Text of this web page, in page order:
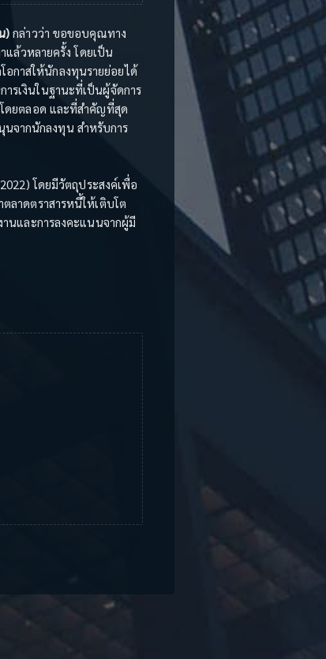
) กล่าวว่า ขอขอบคุณทาง
ล้วหลายครั้ง โดยเป็น
กาสให้นักลงทุนรายย่อยได้
รเงินในฐานะที่เป็นผู้จัดการ
ดยตลอด และที่สำคัญที่สุด
จากนักลงทุน สำหรับการ
โดยมีวัตถุประสงค์เพื่อ
ลาดตราสารหนี้ให้เติบโต
นและการลงคะแนนจากผู้มี